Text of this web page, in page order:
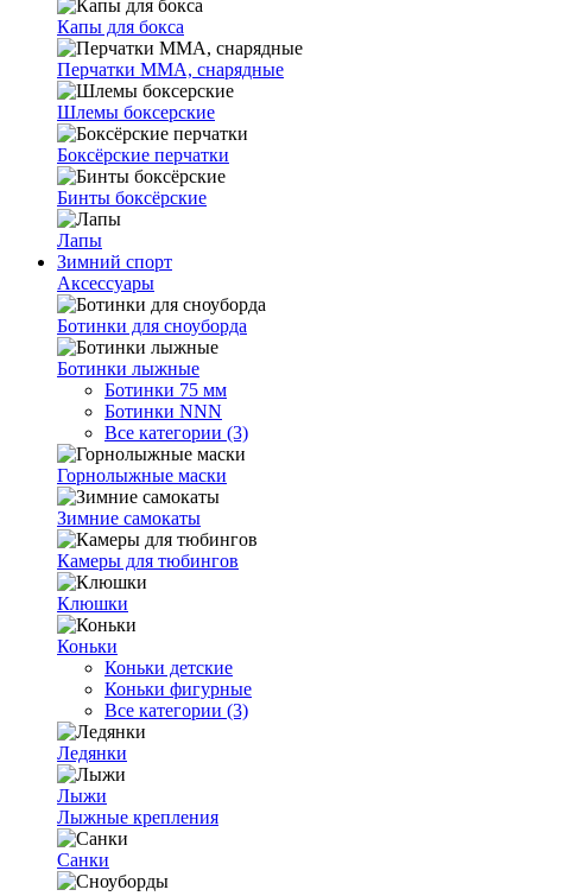
Капы для бокса
Перчатки ММА, снарядные
Шлемы боксерские
Боксёрские перчатки
Бинты боксёрские
Лапы
Зимний спорт
Аксессуары
Ботинки для сноуборда
Ботинки лыжные
Ботинки 75 мм
Ботинки NNN
Все категории (3)
Горнолыжные маски
Зимние самокаты
Камеры для тюбингов
Клюшки
Коньки
Коньки детские
Коньки фигурные
Все категории (3)
Ледянки
Лыжи
Лыжные крепления
Санки